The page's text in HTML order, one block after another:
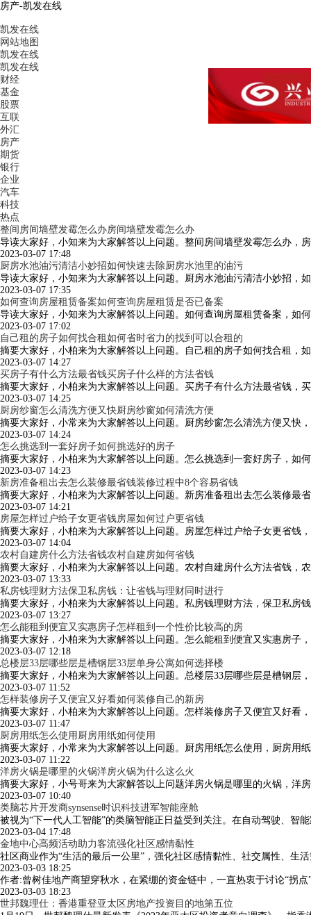
房产-凯发在线
凯发在线
网站地图
凯发在线
凯发在线
财经
基金
股票
互联
外汇
房产
期货
银行
企业
汽车
科技
热点
整间房间墙壁发霉怎么办房间墙壁发霉怎么办
导读大家好，小知来为大家解答以上问题。整间房间墙壁发霉怎么办，
2023-03-07 17:48
厨房水池油污清洁小妙招如何快速去除厨房水池里的油污
导读大家好，小知来为大家解答以上问题。厨房水池油污清洁小妙招，
2023-03-07 17:35
如何查询房屋租赁备案如何查询房屋租赁是否已备案
导读大家好，小知来为大家解答以上问题。如何查询房屋租赁备案，如
2023-03-07 17:02
自己租的房子如何找合租如何省时省力的找到可以合租的
摘要大家好，小柏来为大家解答以上问题。自己租的房子如何找合租，
2023-03-07 14:27
买房子有什么方法最省钱买房子什么样的方法省钱
摘要大家好，小柏来为大家解答以上问题。买房子有什么方法最省钱，
2023-03-07 14:25
厨房纱窗怎么清洗方便又快厨房纱窗如何清洗方便
摘要大家好，小常来为大家解答以上问题。厨房纱窗怎么清洗方便又快
2023-03-07 14:24
怎么挑选到一套好房子如何挑选好的房子
摘要大家好，小柏来为大家解答以上问题。怎么挑选到一套好房子，如
2023-03-07 14:23
新房准备租出去怎么装修最省钱装修过程中8个容易省钱
摘要大家好，小柏来为大家解答以上问题。新房准备租出去怎么装修最
2023-03-07 14:21
房屋怎样过户给子女更省钱房屋如何过户更省钱
摘要大家好，小柏来为大家解答以上问题。房屋怎样过户给子女更省钱
2023-03-07 14:04
农村自建房什么方法省钱农村自建房如何省钱
摘要大家好，小柏来为大家解答以上问题。农村自建房什么方法省钱，
2023-03-07 13:33
私房钱理财方法保卫私房钱：让省钱与理财同时进行
摘要大家好，小柏来为大家解答以上问题。私房钱理财方法，保卫私房
2023-03-07 13:27
怎么能租到便宜又实惠房子怎样租到一个性价比较高的房
摘要大家好，小柏来为大家解答以上问题。怎么能租到便宜又实惠房子
2023-03-07 12:18
总楼层33层哪些层是槽钢层33层单身公寓如何选择楼
摘要大家好，小柏来为大家解答以上问题。总楼层33层哪些层是槽钢层
2023-03-07 11:52
怎样装修房子又便宜又好看如何装修自己的新房
摘要大家好，小柏来为大家解答以上问题。怎样装修房子又便宜又好看
2023-03-07 11:47
厨房用纸怎么使用厨房用纸如何使用
摘要大家好，小常来为大家解答以上问题。厨房用纸怎么使用，厨房用
2023-03-07 11:22
洋房火锅是哪里的火锅洋房火锅为什么这么火
摘要大家好，小号哥来为大家解答以上问题洋房火锅是哪里的火锅，洋
2023-03-07 10:40
类脑芯片开发商synsense时识科技进军智能座舱
被视为“下一代人工智能”的类脑智能正日益受到关注。在自动驾驶、智
2023-03-04 17:48
金地中心高频活动助力客流强化社区感情黏性
社区商业作为“生活的最后一公里”，强化社区感情黏性、社交属性、生
2023-03-03 18:25
作者:曾树佳地产商望穿秋水，在紧绷的资金链中，一直热衷于讨论“拐
2023-03-03 18:23
世邦魏理仕：香港重登亚太区房地产投资目的地第五位